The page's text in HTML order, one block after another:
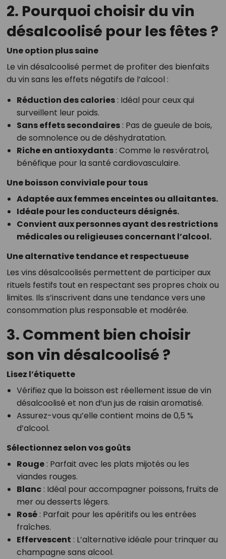
2. Pourquoi choisir du vin
désalcoolisé pour les fêtes ?
Une option plus saine
Le vin désalcoolisé permet de profiter des bienfaits
du vin sans les effets négatifs de l’alcool :
Réduction des calories: Idéal pour ceux qui
surveillent leur poids.
Sans effets secondaires: Pas de gueule de bois,
de somnolence ou de déshydratation.
Riche en antioxydants: Comme le resvératrol,
bénéfique pour la santé cardiovasculaire.
Une boisson conviviale pour tous
Adaptée aux femmes enceintes ou allaitantes.
Idéale pour les conducteurs désignés.
Convient aux personnes ayant des restrictions
médicales ou religieuses concernant l’alcool.
Une alternative tendance et respectueuse
Les vins désalcoolisés permettent de participer aux
rituels festifs tout en respectant ses propres choix ou
limites. Ils s’inscrivent dans une tendance vers une
consommation plus responsable et modérée.
3. Comment bien choisir
son vin désalcoolisé ?
Lisez l’étiquette
Vérifiez que la boisson est réellement issue de vin
désalcoolisé et non d’un jus de raisin aromatisé.
Assurez-vous qu’elle contient moins de 0,5 %
d’alcool.
Sélectionnez selon vos goûts
Rouge: Parfait avec les plats mijotés ou les
viandes rouges.
Blanc: Idéal pour accompagner poissons, fruits de
mer ou desserts légers.
Rosé: Parfait pour les apéritifs ou les entrées
fraîches.
Effervescent : L’alternative idéale pour trinquer au
champagne sans alcool.